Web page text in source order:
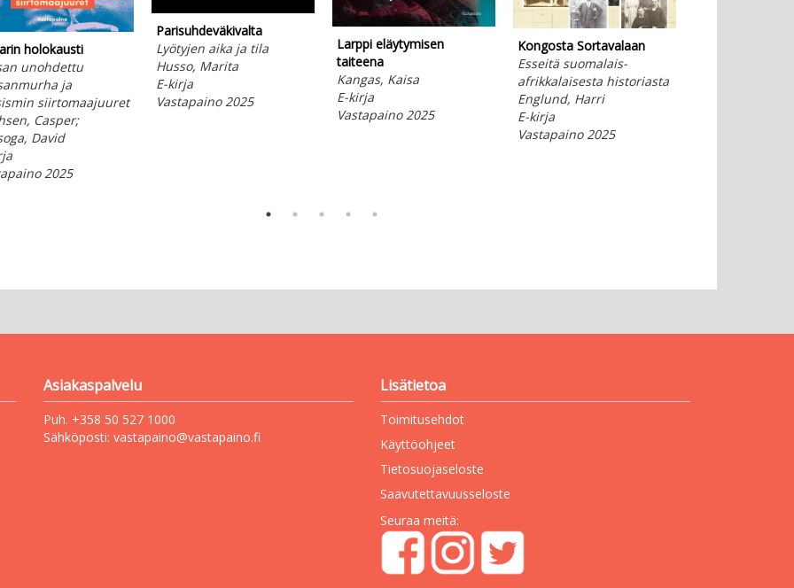
holokausti
unohdettu
ja
siirtomaajuuret
Casper;
David
2025
Parisuhdeväkivalta
Lyötyjen aika ja tila
Husso, Marita
E-kirja
Vastapaino 2025
Larppi eläytymisen
taiteena
Kangas, Kaisa
E-kirja
Vastapaino 2025
Kongosta Sortavalaan
Esseitä suomalais-
afrikkalaisesta historiasta
Englund, Harri
E-kirja
Vastapaino 2025
Asiakaspalvelu
Puh. +358 50 527 1000
Sähköposti: vastapaino@vastapaino.fi
Lisätietoa
Toimitusehdot
Käyttöohjeet
Tietosuojaseloste
Saavutettavuusseloste
Seuraa meitä: